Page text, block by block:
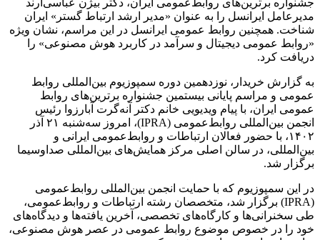
مدیرعامل ایرانسل را به عنوان «مدیر ارشد ارتباط گستر» ایران
شناخت. همچنین روابط عمومی ایرانسل در این مراسم، نشان ویژه
«روابط عمومی دیجیتال و سرآمد در کاربرد هوش مصنوعی» را
دریافت کرد.
به گزارش خریدار، نوزدهمین دوره سمپوزیوم بین‌المللی روابط‌
عمومی و مراسم پایانی بیستمین جشنواره برترین‌های روابط‌
عمومی ایران، با پیام ویدیویی خانم دکتر آنه‌گرت آبارزوا رئیس
انجمن بین‌المللی روابط‌عمومی (IPRA)، امروز سه‌شنبه ۲۱ آذر
۱۴۰۲، با حضور فعالان ارتباطات و روابط‌عمومی ایرانی و
بین‌المللی، در سالن اصلی مرکز همایش‌های بین‌المللی صداوسیما
برگزار شد.
در این سمپوزیوم که با حمایت انجمن بین‌المللی روابط‌عمومی
(IPRA) برگزار شد، متخصصان رشته ارتباطات و روابط‌عمومی،
طی سخنرانی‌ها و کارگاه‌های تخصصی، آخرین یافته‌ها و دیدگاه‌های
خود را در خصوص موضوع روابط عمومی در عصر هوش مصنوعی،